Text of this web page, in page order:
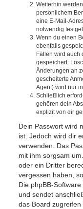
Weiterhin
persönlichem
eine E-Mail-
notwendig
Wenn du einen
ebenfalls
Fällen wird auch
gespeichert:
Änderungen an
gescheiterte
Agent) wird nur
Schließlich
gehören dein
explizit von dir
Dein Passwort wird
ist. Jedoch wird dir
verwenden. Das
mit ihm sorgsam
oder ein Dritter
vergessen haben,
Die phpBB-
und sendet
das Board zugreifen